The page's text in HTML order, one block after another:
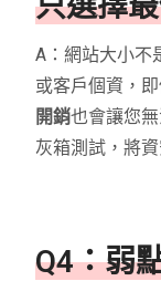
A：網站大小不
或客戶個資，
開銷也會讓您
灰箱測試，將
Q4：弱